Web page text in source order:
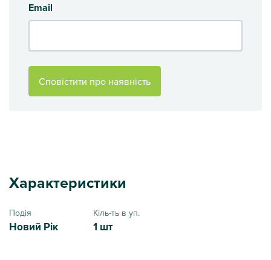
Email
Сповістити про наявність
Характеристики
Подія
Новий Рік
Кіль-ть в уп.
1 шт